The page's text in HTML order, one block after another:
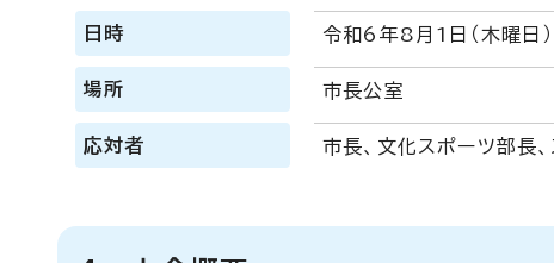
日時 令和6年8月1日（木曜
場所 市長公室
応対者 市長、文化スポーツ部長